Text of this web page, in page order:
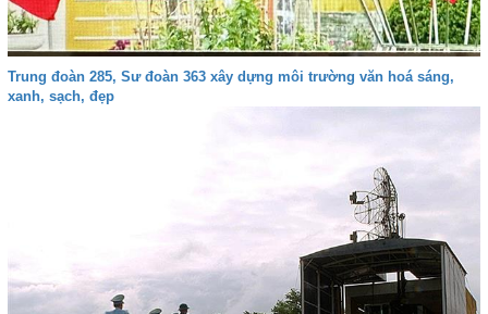
Trung đoàn 285, Sư đoàn 363 xây dựng môi trường văn hoá sáng,
xanh, sạch, đẹp